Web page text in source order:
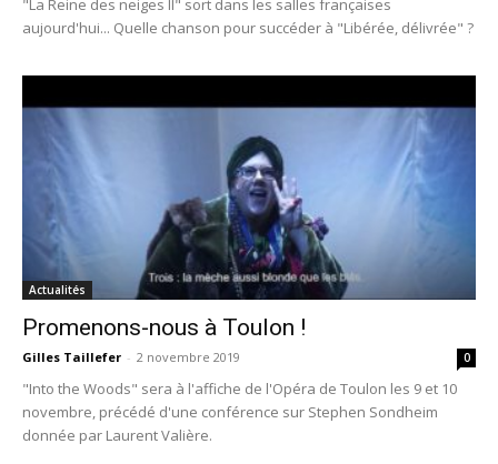
"La Reine des neiges II" sort dans les salles françaises
aujourd'hui... Quelle chanson pour succéder à "Libérée, délivrée" ?
Actualités
Promenons-nous à Toulon !
Gilles Taillefer - 2 novembre 2019 0
"Into the Woods" sera à l'affiche de l'Opéra de Toulon les 9 et 10
novembre, précédé d'une conférence sur Stephen Sondheim
donnée par Laurent Valière.